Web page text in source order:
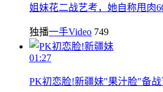
姐妹花二战艺考，她自称甩肉
独播一手Video 749
01:27
PK初恋脸!新疆妹"果汁脸"备战